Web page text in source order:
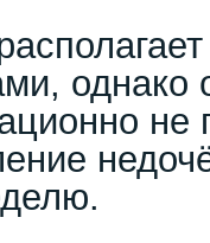
однако
не